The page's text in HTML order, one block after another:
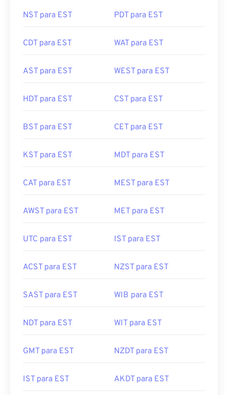
NST para EST PDT para EST
CDT para EST WAT para EST
AST para EST WEST para EST
HDT para EST CST para EST
BST para EST CET para EST
KST para EST MDT para EST
CAT para EST MEST para EST
AWST para EST MET para EST
UTC para EST IST para EST
ACST para EST NZST para EST
SAST para EST WIB para EST
NDT para EST WIT para EST
GMT para EST NZDT para EST
IST para EST AKDT para EST